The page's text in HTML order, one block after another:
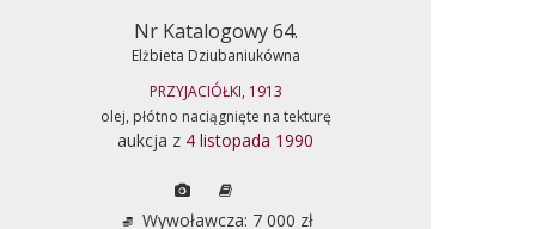
Nr Katalogowy 64.
Elżbieta Dziubaniukówna
PRZYJACIÓŁKI, 1913
olej, płótno naciągnięte na tekturę
aukcja z 4 listopada 1990
Wywoławcza: 7 000 zł